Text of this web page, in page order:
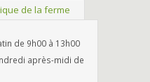
de la ferme
de 9h00 à 13h00
après-midi de